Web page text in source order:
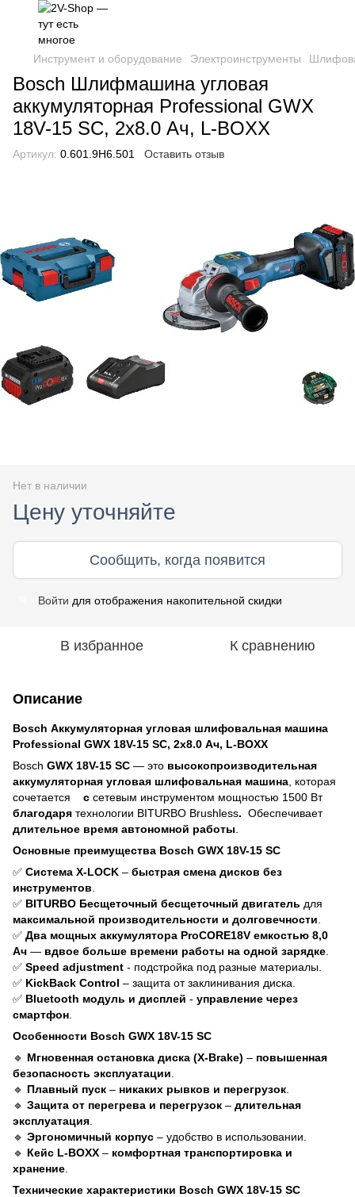
Инструмент и оборудование Электроинструменты
Bosch Шлифмашина угловая
аккумуляторная Professional GWX
18V-15 SC, 2x8.0 Ач, L-BOXX
Артикул: 0.601.9H6.501 Оставить отзыв
Нет в наличии
Цену уточняйте
Сообщить, когда появится
Войти для отображения накопительной скидки
В избранное К сравнению
Описание
Bosch Аккумуляторная угловая шлифовальная машина
Professional GWX 18V-15 SC, 2x8.0 Ач, L-BOXX
Bosch GWX 18V-15 SC — это высокопроизводительная
аккумуляторная угловая шлифовальная машина , которая
сочетается
с сетевым инструментом мощностью 1500 Вт
благодаря технологии BITURBO Brushless. Обеспечивает
длительное время автономной работы
Основные преимущества Bosch GWX 18V-15 SC
✅ Система X-LOCK – быстрая смена дисков без
инструментов
✅ BITURBO Бесщеточный бесщеточный двигатель для
максимальной производительности и долговечности
✅ Два мощных аккумулятора ProCORE18V емкостью 8,0
Ач — вдвое больше времени работы на одной зарядке
✅ Speed adjustment - подстройка под разные материалы.
✅ KickBack Control – защита от заклинивания диска.
✅ Bluetooth модуль и дисплей - управление через
смартфон
Особенности Bosch GWX 18V-15 SC
🔹 Мгновенная остановка диска (X-Brake) – повышенная
безопасность эксплуатации
🔹 Плавный пуск – никаких рывков и перегрузок
🔹 Защита от перегрева и перегрузок – длительная
эксплуатация
🔹 Эргономичный корпус – удобство в использовании.
🔹 Кейс L-BOXX – комфортная транспортировка и
хранение
Технические характеристики Bosch GWX 18V-15 SC